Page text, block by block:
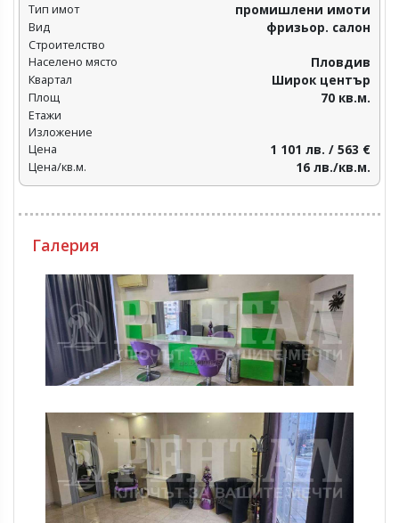
Тип имот промишлени имоти
Вид фризьор. салон
Строителство
Населено място
Пловдив‎
Квартал Широк център
Площ 70 кв.м.
Етажи
Изложение
Цена
1 101 лв. / 563 €
Цена/кв.м. 16 лв./кв.м.
Галерия